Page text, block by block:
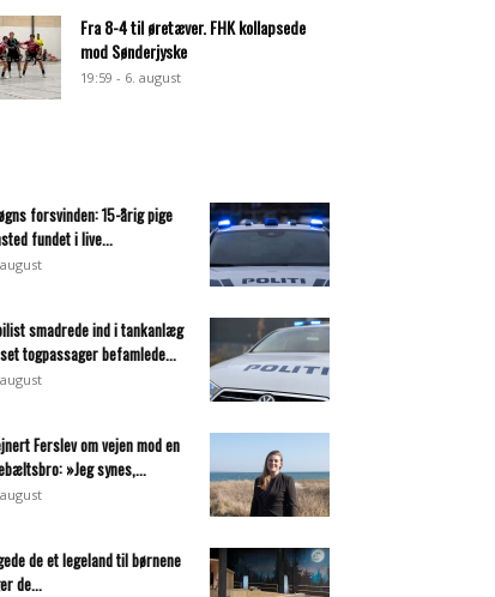
Fra 8-4 til øretæver. FHK kollapsede
mod Sønderjyske
19:59 - 6. august
forsvinden: 15-årig pige
fundet i live...
smadrede ind i tankanlæg
togpassager befamlede...
Ferslev om vejen mod en
»Jeg synes,...
de et legeland til børnene
de...